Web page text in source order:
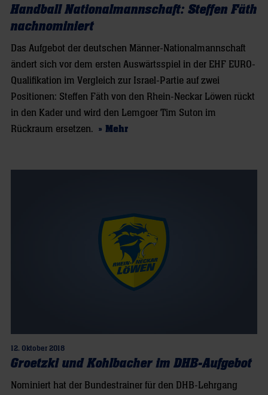
Handball Nationalmannschaft: Steffen Fäth
nachnominiert
Das Aufgebot der deutschen Männer-Nationalmannschaft
ändert sich vor dem ersten Auswärtsspiel in der EHF EURO-
Qualifikation im Vergleich zur Israel-Partie auf zwei
Positionen: Steffen Fäth von den Rhein-Neckar Löwen rückt
in den Kader und wird den Lemgoer Tim Suton im
Rückraum ersetzen. » Mehr
12. Oktober 2018
Groetzki und Kohlbacher im DHB-Aufgebot
Nominiert hat der Bundestrainer für den DHB-Lehrgang